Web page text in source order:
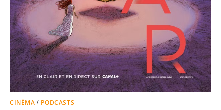
CINÉMA / PODCASTS